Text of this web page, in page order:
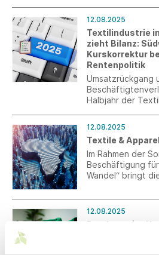
12.08.2025
Textilindustrie
zieht Bilanz:
Kurskorrektur
Rentenpolitik
Umsatzrückgang
Halbjahr der
der
gegenüber.
konsequente
zu einer
den
12.08.2025
Textile &
Im Rahmen der
Beschäftigung
Wandel“ bringt
d'Ivoire, Ghana,
Tunesien und
europäischen
und unterstützt
langfristiger
12.08.2025
Bundesweite
Die bundesweite